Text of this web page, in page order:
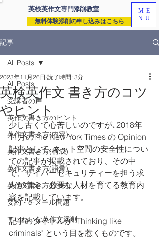
英検英作文専門添削教室
無料体験添削の申し込みはこちら
ME
NU
記事
All Posts
受講者の声
英作文書き方のヒント
英作文書き方(内容)
英作文書き方(構成)
英作文書き方(語彙)
英作文書き方(文法)
要約・e-メール問題
ていねいな英作文添削
All Posts
英検英作文 書き方のコツ
やヒント
2023年11月26日 読了時間: 3分
少し古くて心苦しいのですが､2018年
11月のThe New York Times の Opinion
記事として､ネット空間の安全性につい
ての記事が掲載されており、その中
で、サイバーセキュリティーを担う求
人が増え、必要な人材を育てる教育内
容を記載しています。
記事のタイトルが "Thinking like
criminals" という目を惹くものです。